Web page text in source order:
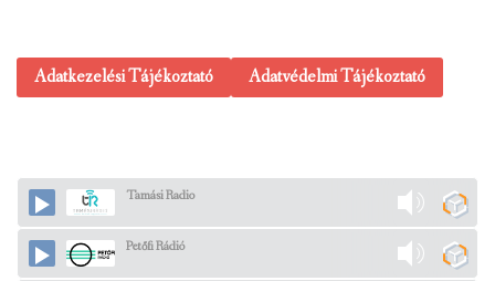
Adatkezelési Tájékoztató Adatvédelmi Tájékoztató
Tamási Radio
Petőfi Rádió